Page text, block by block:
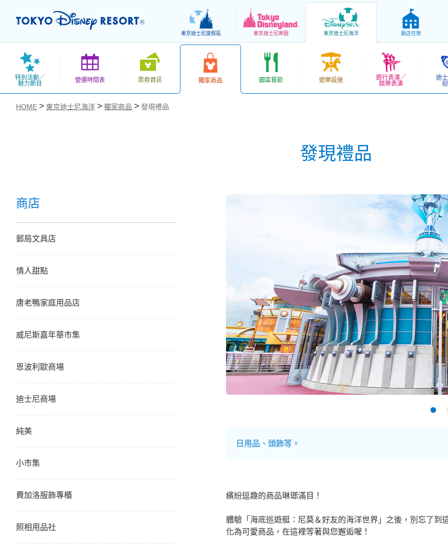
東京迪士尼度假區 東京迪士尼樂園 東京迪士尼海洋 飯店住宿
特別活動／
魅力節目
營運時間表 票券資訊 獨家商品 園區餐飲 遊樂設施
遊行表演／
娛樂表演
迪
HOME 東京迪士尼海洋 獨家商品 發現禮品
發現禮品
日用品、頭飾等。
繽紛逗趣的商品琳瑯滿目！
體驗「海底巡遊艇：尼莫＆好友的海洋世界」之後，別忘了
化為可愛商品，在這裡等著與您邂逅喔！
商店
郵局文具店
情人甜點
唐老鴨家庭用品店
威尼斯嘉年華市集
恩波利歐商場
迪士尼商場
純美
小市集
費加洛服飾專櫃
照相用品社